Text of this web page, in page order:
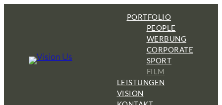
PORTFOLIO
PEOPLE
WERBUNG
CORPORATE
SPORT
FILM
LEISTUNGEN
VISION